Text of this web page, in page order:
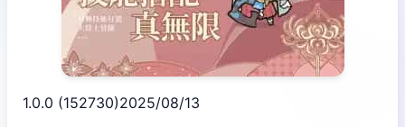
1.0.0 (152730)2025/08/13